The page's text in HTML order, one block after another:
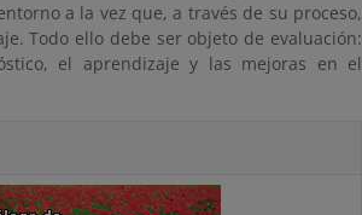
a la vez que, a través de su proceso,
Todo ello debe ser objeto de evaluación:
el aprendizaje y las mejoras en el